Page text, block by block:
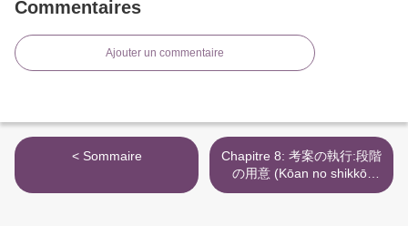
Commentaires
Ajouter un commentaire
< Sommaire
Chapitre 8: 考案の執行:段階
の用意 (Kōan no shikkō:
Dankai no Yōi = Exécution